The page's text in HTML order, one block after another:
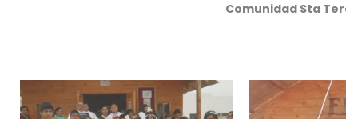
Comunidad Sta